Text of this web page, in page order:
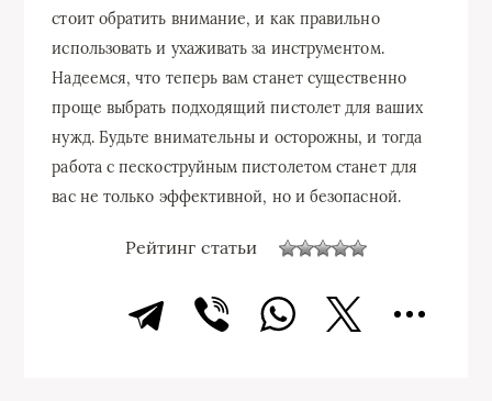
стоит обратить внимание, и как правильно
использовать и ухаживать за инструментом.
Надеемся, что теперь вам станет существенно
проще выбрать подходящий пистолет для ваших
нужд. Будьте внимательны и осторожны, и тогда
работа с пескоструйным пистолетом станет для
вас не только эффективной, но и безопасной.
Рейтинг статьи